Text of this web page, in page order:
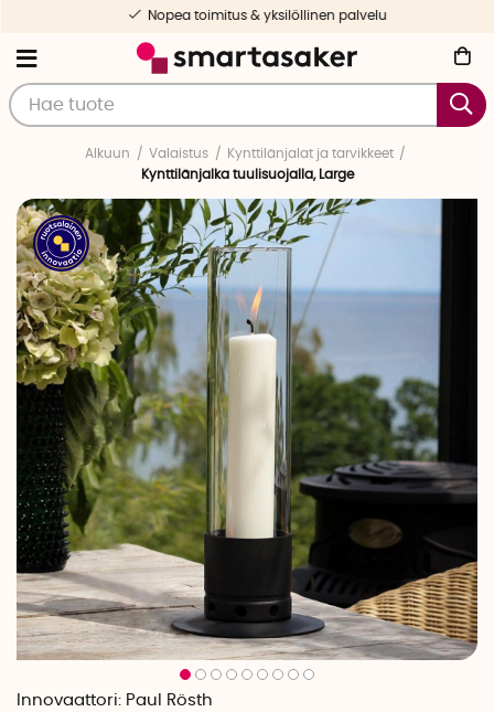
Nopea toimitus & yksilöllinen palvelu
Alkuun Valaistus
Kynttilänjalat ja tarvikkeet
Kynttilänjalka tuulisuojalla, Large
Innovaattori: Paul Rösth